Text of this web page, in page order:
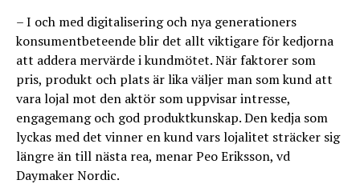
– I och med digitalisering och nya generationers
konsumentbeteende blir det allt viktigare för kedjorna
att addera mervärde i kundmötet. När faktorer som
pris, produkt och plats är lika väljer man som kund att
vara lojal mot den aktör som uppvisar intresse,
engagemang och god produktkunskap. Den kedja som
lyckas med det vinner en kund vars lojalitet sträcker sig
längre än till nästa rea, menar Peo Eriksson, vd
Daymaker Nordic.